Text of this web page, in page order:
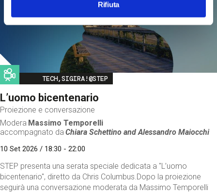
Rifiuta
Image
TECH,SIGIRA!@STEP
L’uomo bicentenario
Proiezione e conversazione
Modera Massimo Temporelli
accompagnato da Chiara Schettino andAlessandro Maiocchi
10 Set 2026 / 18:30 - 22:00
STEP presenta una serata speciale dedicata a "L’uomo
bicentenario", diretto da Chris Columbus.Dopo la proiezione
seguirà una conversazione moderata da Massimo Temporelli